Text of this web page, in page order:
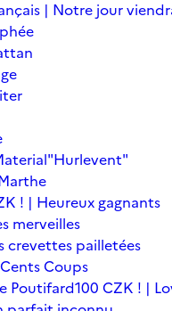
| Notre jour
"Hurlevent"
! | Heureux gagnants
merveilles
crevettes pailletées
Coups
Poutifard100 CZK ! |